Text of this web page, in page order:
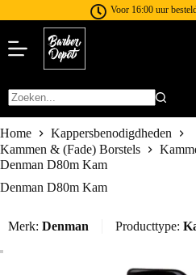
Voor 16:00 uur
Home
Kappersbenodigdheden
Kammen & (Fade) Borstels
Denman D80m Kam
Denman D80m Kam
Merk: Denman Producttype: